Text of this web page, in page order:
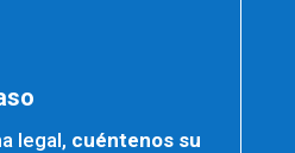
legal, cuéntenos su